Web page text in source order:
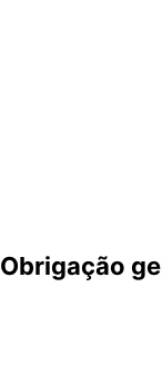
Obrigação